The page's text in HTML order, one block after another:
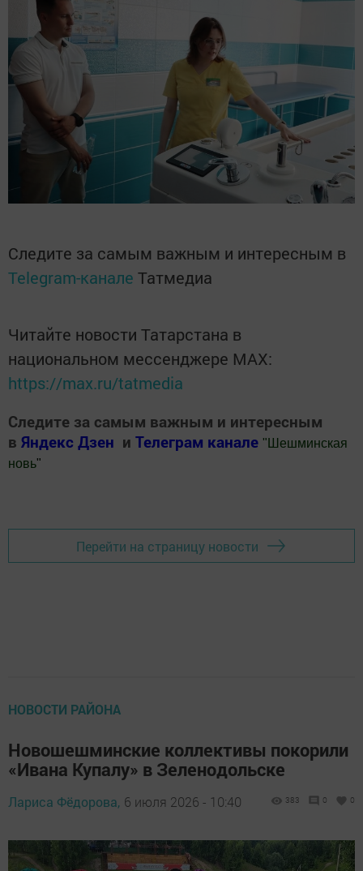
Следите за самым важным и интересным в
Telegram-канале Татмедиа
Читайте новости Татарстана в
национальном мессенджере MАХ:
https://max.ru/tatmedia
Следите за самым важным и интересным
в Яндекс Дзен и Телеграм канале " Шешминская
новь"
Перейти на страницу новости
НОВОСТИ РАЙОНА
Новошешминские коллективы покорили
«Ивана Купалу» в Зеленодольске
Лариса Фёдорова, 6 июля 2026 - 10:40 383 0 0